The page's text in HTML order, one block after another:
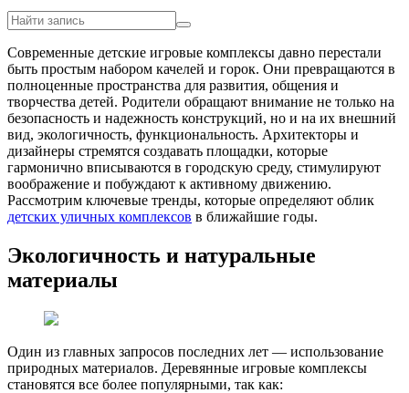
Современные детские игровые комплексы давно перестали
быть простым набором качелей и горок. Они превращаются в
полноценные пространства для развития, общения и
творчества детей. Родители обращают внимание не только на
безопасность и надежность конструкций, но и на их внешний
вид, экологичность, функциональность. Архитекторы и
дизайнеры стремятся создавать площадки, которые
гармонично вписываются в городскую среду, стимулируют
воображение и побуждают к активному движению.
Рассмотрим ключевые тренды, которые определяют облик
детских уличных комплексов в ближайшие годы.
Экологичность и натуральные
материалы
Один из главных запросов последних лет — использование
природных материалов. Деревянные игровые комплексы
становятся все более популярными, так как: